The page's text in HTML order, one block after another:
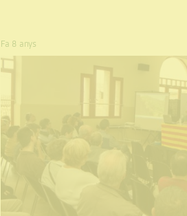
Fa 8 anys